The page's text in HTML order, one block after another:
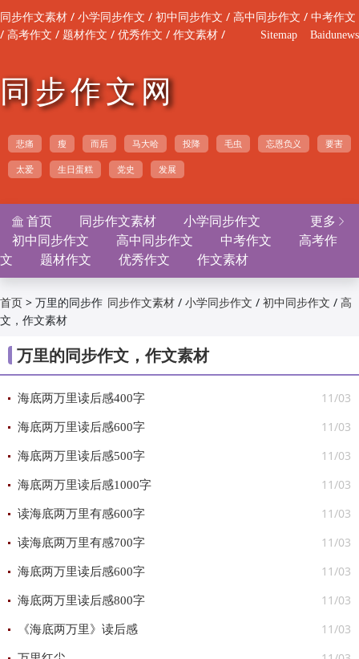
同步作文素材 / 小学同步作文 / 初中同步作文 / 高中同步作文 / 中考作文
/ 高考作文 / 题材作文 / 优秀作文 / 作文素材 / Sitemap Baidunews
同步作文网
悲痛 瘦 而后 马大哈 投降 毛虫 忘恩负义 要害
太爱 生日蛋糕 党史 发展
更多 
 首页 同步作文素材
小学同步作文
初中同步作文
高中同步作文 中考作文
高考作
文
题材作文 优秀作文 作文素材
同步作文素材 /小学同步作文 /初中同步作文 /高
首页 > 万里的同步作
文，作文素材
万里的同步作文，作文素材
11/03
海底两万里读后感400字
11/03
海底两万里读后感600字
11/03
海底两万里读后感500字
11/03
海底两万里读后感1000字
11/03
读海底两万里有感600字
11/03
读海底两万里有感700字
11/03
海底两万里读后感600字
11/03
海底两万里读后感800字
11/03
《海底两万里》读后感